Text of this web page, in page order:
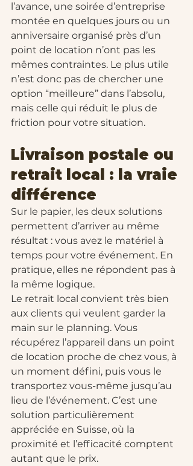
l’avance, une soirée d’entreprise
montée en quelques jours ou un
anniversaire organisé près d’un
point de location n’ont pas les
mêmes contraintes. Le plus utile
n’est donc pas de chercher une
option “meilleure” dans l’absolu,
mais celle qui réduit le plus de
friction pour votre situation.
Livraison postale ou
retrait local : la vraie
différence
Sur le papier, les deux solutions
permettent d’arriver au même
résultat : vous avez le matériel à
temps pour votre événement. En
pratique, elles ne répondent pas à
la même logique.
Le retrait local convient très bien
aux clients qui veulent garder la
main sur le planning. Vous
récupérez l’appareil dans un point
de location proche de chez vous, à
un moment défini, puis vous le
transportez vous-même jusqu’au
lieu de l’événement. C’est une
solution particulièrement
appréciée en Suisse, où la
proximité et l’efficacité comptent
autant que le prix.